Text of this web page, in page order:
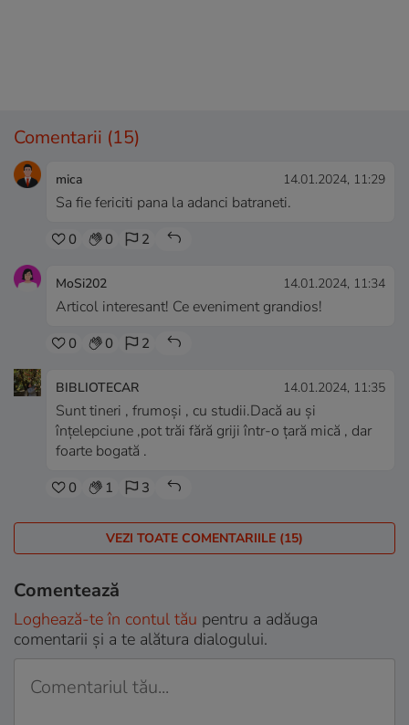
Comentarii (15)
mica 14.01.2024, 11:29
Sa fie fericiti pana la adanci batraneti.
0 0 2
MoSi202 14.01.2024, 11:34
Articol interesant! Ce eveniment grandios!
0 0 2
BIBLIOTECAR 14.01.2024, 11:35
Sunt tineri , frumoși , cu studii.Dacă au și
înțelepciune ,pot trăi fără griji într-o țară mică , dar
foarte bogată .
0 1 3
VEZI TOATE COMENTARIILE (15)
Comentează
Loghează-te în contul tău pentru a adăuga
comentarii și a te alătura dialogului.